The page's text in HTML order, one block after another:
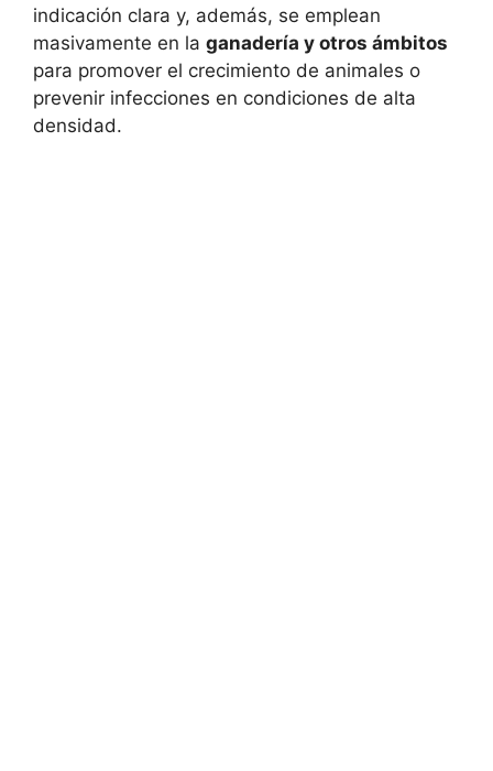
indicación clara y, además, se emplean
masivamente en la ganadería y otros ámbitos
para promover el crecimiento de animales o
prevenir infecciones en condiciones de alta
densidad.